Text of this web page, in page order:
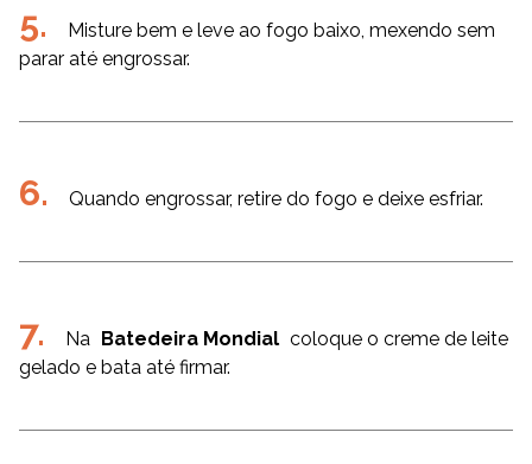
Misture bem e leve ao fogo baixo, mexendo sem
parar até engrossar.
Quando engrossar, retire do fogo e deixe esfriar.
Na Batedeira Mondial coloque o creme de leite
gelado e bata até firmar.